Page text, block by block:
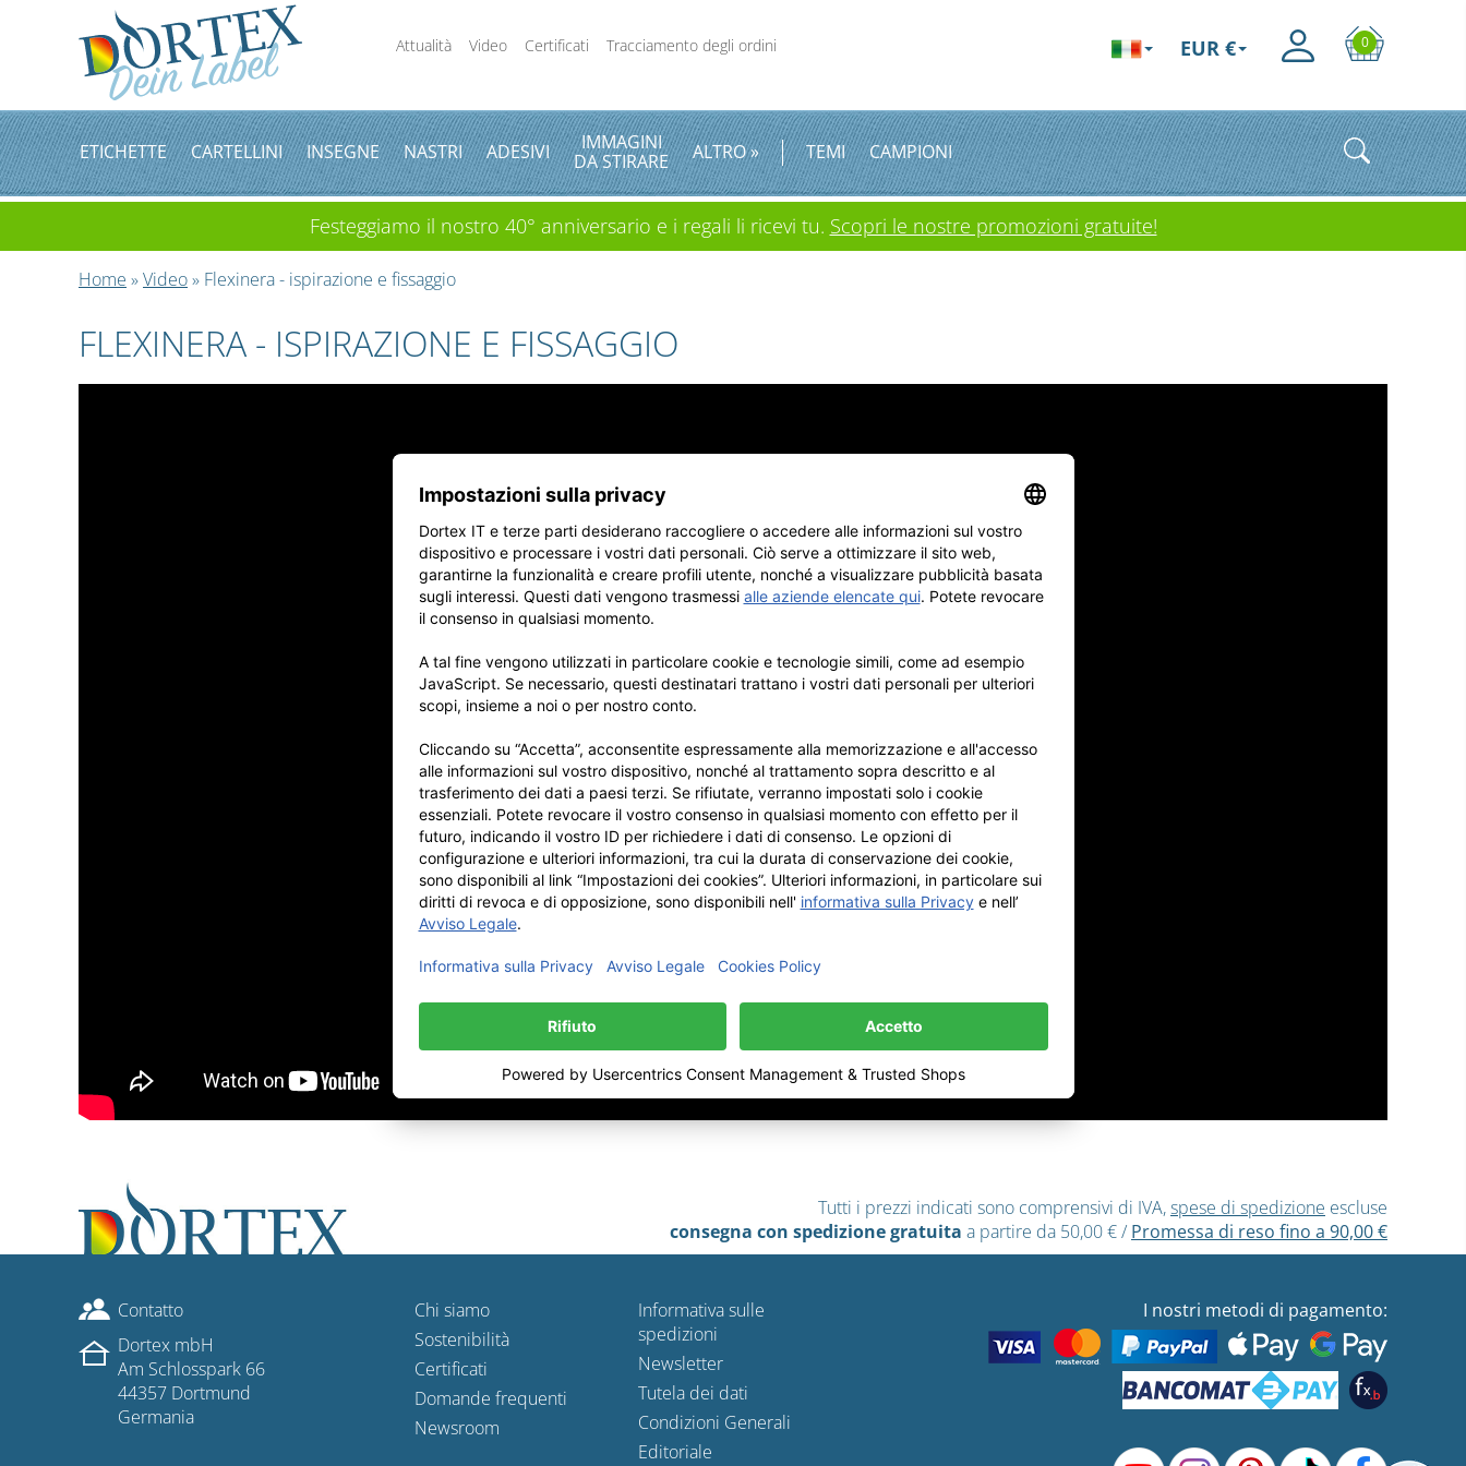
Attualità Video Certificati Tracciamento degli ordini 0
EUR €
ETICHETTE CARTELLINI INSEGNE NASTRI ADESIVI
IMMAGINI
DA STIRARE
ALTRO » TEMI CAMPIONI
Festeggiamo il nostro 40° anniversario e i regali li ricevi tu. Scopri le nostre promozioni gratuite!
Home »Video» Flexinera - ispirazione e fissaggio
FLEXINERA - ISPIRAZIONE E FISSAGGIO
Tutti i prezzi indicati sono comprensivi di IVA,spese di spedizione escluse
consegna con spedizione gratuita a partire da 50,00 €/ Promessa di reso fino a 90,00 €
Contatto
Dortex mbH
Am Schlosspark 66
44357 Dortmund
Germania
Chi siamo
Sostenibilità
Certificati
Domande frequenti
Newsroom
Informativa sulle
spedizioni
Newsletter
Tutela dei dati
Condizioni Generali
Editoriale
I nostri metodi di pagamento: